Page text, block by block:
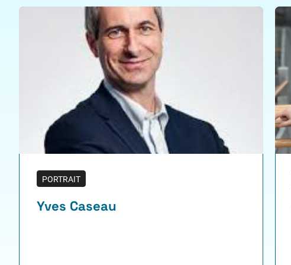
PORTRAIT
Yves Caseau